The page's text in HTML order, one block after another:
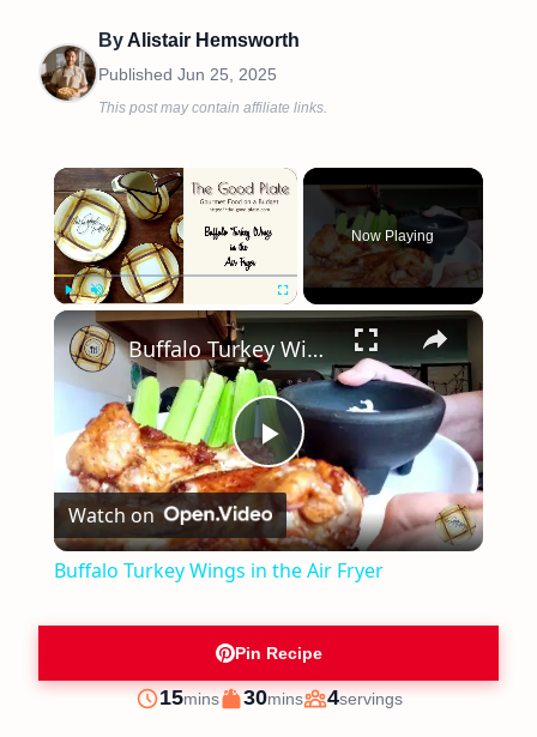
ByAlistair Hemsworth
Published Jun 25, 2025
This post may contain affiliate links.
×
Fullscreen
Now Playing
×
Play
Video
Buffalo Turkey Wings in the Air Fryer
Watch on
Buffalo Turkey Wings in the Air Fryer
Pin Recipe
Prep
15minutes
mins
Cook
30minutes
mins
Servings
4servings